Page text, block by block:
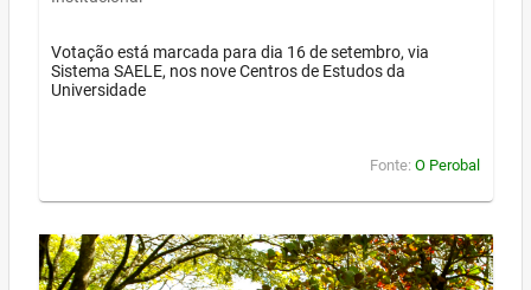
Votação está marcada para dia 16 de setembro, via
Sistema SAELE, nos nove Centros de Estudos da
Universidade
Fonte: O Perobal